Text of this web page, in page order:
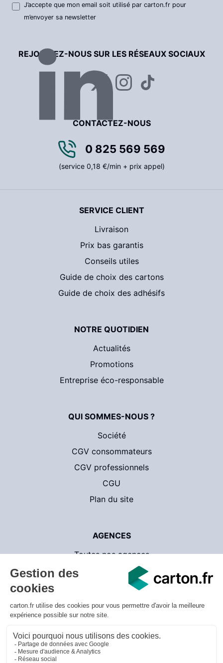
J’accepte que mon email soit utilisé par carton.fr pour
m’envoyer sa newsletter
REJOIGNEZ-NOUS SUR LES RÉSEAUX SOCIAUX
CONTACTEZ-NOUS
0 825 569 569
(service 0,18 €/min + prix appel)
SERVICE CLIENT
Livraison
Prix bas garantis
Conseils utiles
Guide de choix des cartons
Guide de choix des adhésifs
NOTRE QUOTIDIEN
Actualités
Promotions
Entreprise éco-responsable
QUI SOMMES-NOUS ?
Société
CGV consommateurs
CGV professionnels
CGU
Plan du site
AGENCES
Toutes nos agences
CartonsDeDemenagement.com
Mentions légales